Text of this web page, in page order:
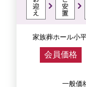
家族葬ホール小
会員価格
一般価